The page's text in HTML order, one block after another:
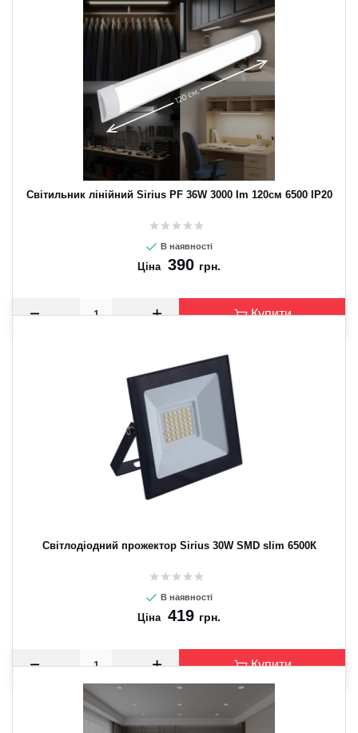
Світильник лінійний Sirius PF 36W 3000 Im 120см 6500 IP20
В наявності
Ціна 390 грн.
Купити
Світлодіодний прожектор Sirius 30W SМD slim 6500К
В наявності
Ціна 419 грн.
Купити